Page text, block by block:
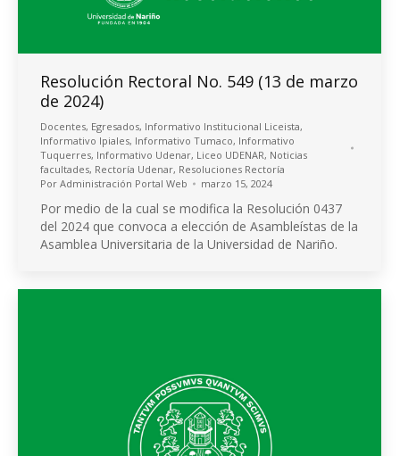
Resolución Rectoral No. 549 (13 de marzo
de 2024)
Docentes, Egresados, Informativo Institucional Liceista,
Informativo Ipiales, Informativo Tumaco, Informativo
Tuquerres, Informativo Udenar, Liceo UDENAR, Noticias
facultades, Rectoría Udenar, Resoluciones Rectoría
Por Administración Portal Web marzo 15, 2024
Por medio de la cual se modifica la Resolución 0437
del 2024 que convoca a elección de Asambleístas de la
Asamblea Universitaria de la Universidad de Nariño.